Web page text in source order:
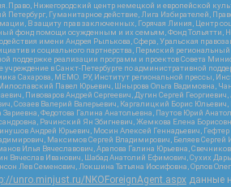
Нижегородский центр немецкой и европейской
Гуманитарное действие, Лига Избирателей,
В защиту прав заключенных, Горячая Линия, Центр
фонд помощи осужденным и их семьям, Фонд Тольятти,
имени Андрея Рылькова, Сфера, Уральская
и социального партнерства, Пермский
поддержке реализации программ и проектов Совета
учреждение в Санкт-Петербурге по административной
Сахарова, МЕМО. РУ, Институт региональной прессы,
Павел Юрьевич, Шнырова Ольга Вадимовна,
Пивоваров Андрей Сергеевич, Дугин Сергей
Созаев Валерий Валерьевич, Каргалицкий Борис
Федотова Галина Анатольевна, Паутов Юрий
Рачинский Ян Збигневич, Жемкова Елена
Андрей Юрьевич, Мосин Алексей Геннадьевич,
Максимов Сергей Владимирович, Беляев
Илья Вячеславович, Арапова Галина Юрьевна,
Вячеслав Иванович, Шабад Анатолий Ефимович, Сухих
Лев Семенович, Локшина Татьяна Иосифовна, Орлов
unro.minjust.ru/NKOForeignAgent.aspx данные